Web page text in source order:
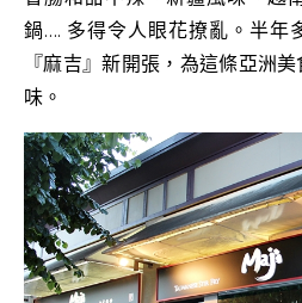
鍋…. 多得令人眼花撩亂。半年
『麻吉』新開張，為這條亞洲
味。